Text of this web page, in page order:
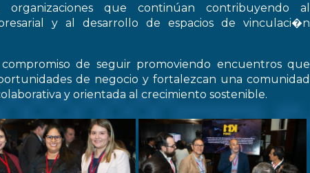
que continúan contribuyendo al
y al desarrollo de espacios de vinculaci�n
de seguir promoviendo encuentros que
de negocio y fortalezcan una comunidad
y orientada al crecimiento sostenible.